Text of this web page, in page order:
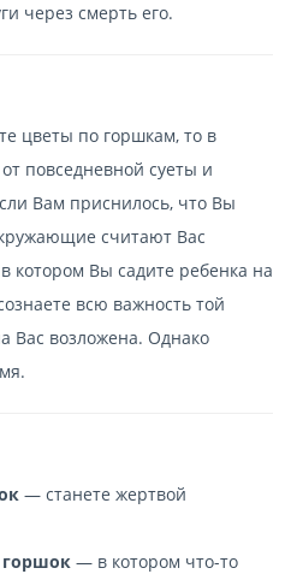
через смерть его.
цветы по горшкам, то в
повседневной суеты и
Вам приснилось, что Вы
считают Вас
котором Вы садите ребенка на
всю важность той
Вас возложена. Однако
— станете жертвой
горшок — в котором что-то